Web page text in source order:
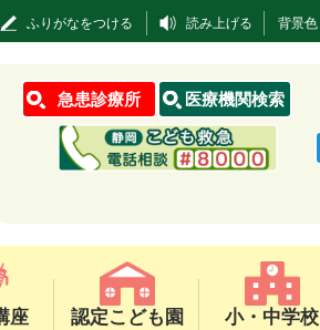
ふりがなをつける 読み上げる 背景色
急患診療所 医療機関検索
座
認定こども園
小・中学校